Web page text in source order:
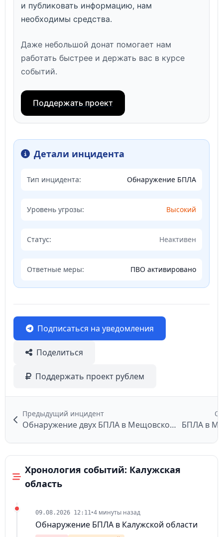
и публиковать информацию, нам
необходимы средства.
Даже небольшой донат помогает нам
работать быстрее и держать вас в курсе
событий.
Поддержать проект
Детали инцидента
Тип инцидента: Обнаружение БПЛА
Уровень угрозы: Высокий
Статус: Неактивен
Ответные меры: ПВО активировано
Подписаться на уведомления
Поделиться
Поддержать проект рублем
Предыдущий инцидент
Обнаружение двух БПЛА в Мещовском районе БПЛА в
Хронология событий: Калужская
область
09.08.2026 12:11•4 минуты назад
Обнаружение БПЛА в Калужской области